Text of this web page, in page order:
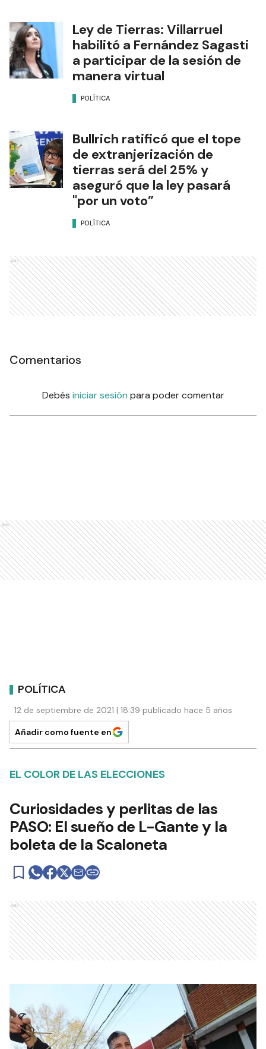
Ley de Tierras: Villarruel
habilitó a Fernández Sagasti
a participar de la sesión de
manera virtual
POLÍTICA
Bullrich ratificó que el tope
de extranjerización de
tierras será del 25% y
aseguró que la ley pasará
"por un voto”
POLÍTICA
Ads
Comentarios
Debés iniciar sesión para poder comentar
Ads
POLÍTICA
12 de septiembre de 2021 | 18:39 publicado hace 5 años
Añadir como fuente en
EL COLOR DE LAS ELECCIONES
Curiosidades y perlitas de las
PASO: El sueño de L-Gante y la
boleta de la Scaloneta
Ads